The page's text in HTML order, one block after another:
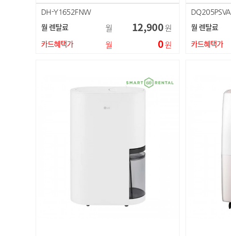
DH-Y1652FNW
월 렌탈료 월 12,900원
카드혜택가 월 0원
DQ205PSVA
월 렌탈료
카드혜택가